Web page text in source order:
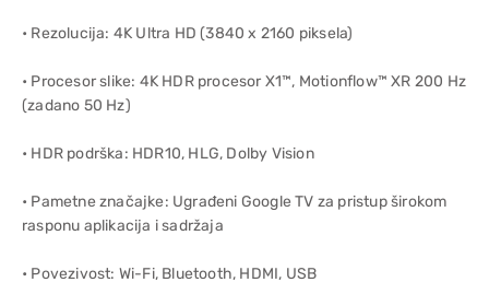
• Rezolucija: 4K Ultra HD (3840 x 2160 piksela)
• Procesor slike: 4K HDR procesor X1™, Motionflow™ XR 200 Hz
(zadano 50 Hz)
• HDR podrška: HDR10, HLG, Dolby Vision
• Pametne značajke: Ugrađeni Google TV za pristup širokom
rasponu aplikacija i sadržaja
• Povezivost: Wi-Fi, Bluetooth, HDMI, USB